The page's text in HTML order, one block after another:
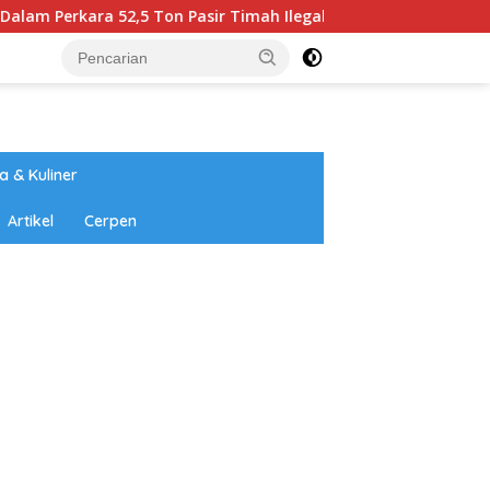
52,5 Ton Pasir Timah Ilegal di Belitung
& Kuliner
Artikel Cerpen